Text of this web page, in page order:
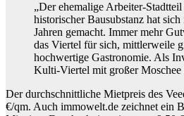
„Der ehemalige Arbeiter-
historischer Bausubstanz hat
Jahren gemacht. Immer mehr
das Viertel für sich, mittlerweile
hochwertige Gastronomie. Als
Kulti-Viertel mit großer
Der durchschnittliche Mietpreis des
€/qm. Auch immowelt.de zeichnet ein